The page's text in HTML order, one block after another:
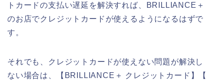
トカードの支払い遅延を解決すれば、BRILLIANCE＋
のお店でクレジットカードが使えるようになるはずで
す。
それでも、クレジットカードが使えない問題が解決し
ない場合は、【BRILLIANCE＋ クレジットカード】【